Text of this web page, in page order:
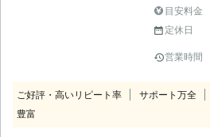
利用くださ
メラ設置
ラがある
果があり
鮮明で、
ています
るためには
目安料金
定休日
営業時間
ご好評・高いリピート率 サポート万全
豊富